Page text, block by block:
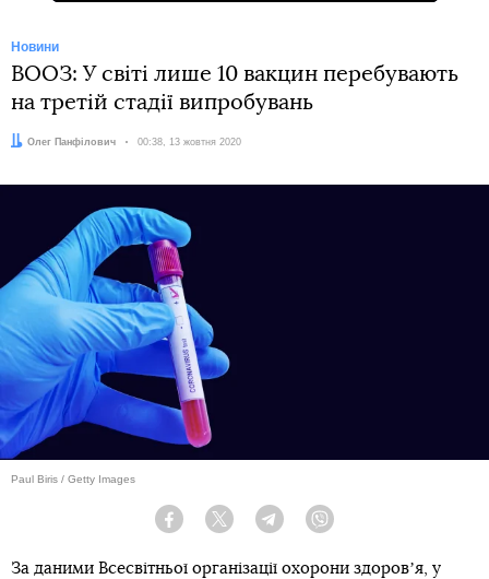
Новини
ВООЗ: У світі лише 10 вакцин перебувають
на третій стадії випробувань
Автор:
Олег Панфілович Дата:
00:38, 13 жовтня 2020
Paul Biris / Getty Images
Facebook Twitter Telegram
За даними Всесвітньої організації охорони здоровʼя, у